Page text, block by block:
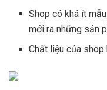
Shop có khá ít
mới ra những sản
Chất liệu của shop